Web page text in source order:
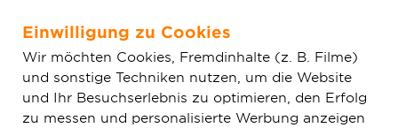
Zum Hauptinhalt springen
Aktion
Einwilligung zu Cookies
Wir möchten Cookies, Fremdinhalte (z. B. Filme)
und sonstige Techniken nutzen, um die Website
und Ihr Besuchserlebnis zu optimieren, den Erfolg
zu messen und personalisierte Werbung anzeigen